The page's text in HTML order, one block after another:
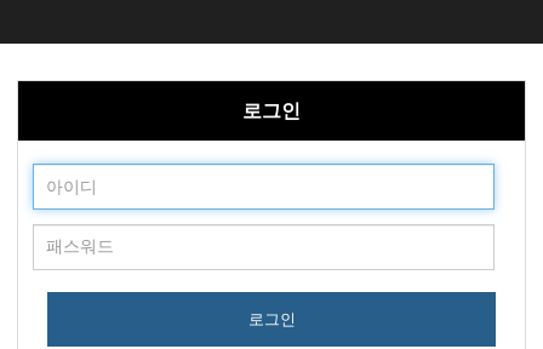
로그인
로그인